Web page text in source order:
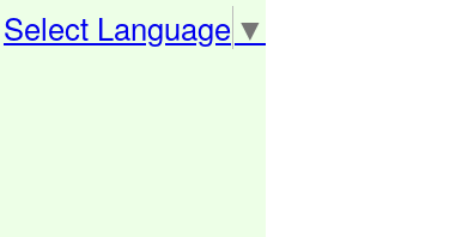
Select Language ▼